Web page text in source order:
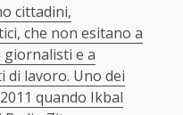
cittadini,
che non esitano a
giornalisti e a
lavoro. Uno dei
quando Ikbal